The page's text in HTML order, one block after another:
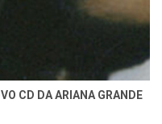
CD DA ARIANA GRANDE